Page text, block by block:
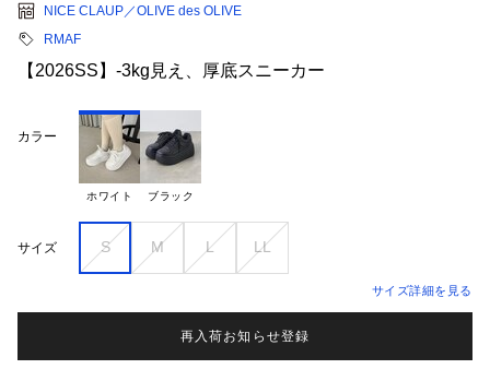
NICE CLAUP／OLIVE des OLIVE
RMAF
【2026SS】-3kg見え、厚底スニーカー
カラー
ホワイト ブラック
サイズ S M L LL
サイズ詳細を見る
再入荷お知らせ登録